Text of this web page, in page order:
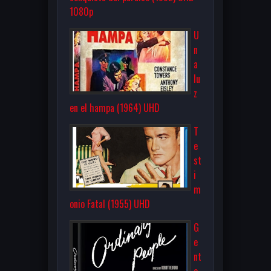
1080p
U
n
a
lu
z
en el hampa (1964) UHD
T
e
st
i
m
onio Fatal (1955) UHD
G
e
nt